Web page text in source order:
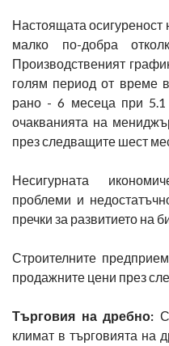
Настоящата осигуреност
малко по-добра
Производственият
голям период от време
рано - 6 месеца при
очакванията на
през следващите шест
Несигурната
проблеми и
пречки за развитието на
Строителните
продажните цени през
Търговия на дребно:
климат в търговията на